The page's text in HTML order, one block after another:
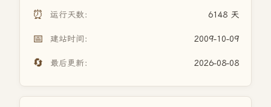
⏰ 运行天数： 6148 天
📅 建站时间： 2009-10-09
🔄 最后更新： 2026-08-08